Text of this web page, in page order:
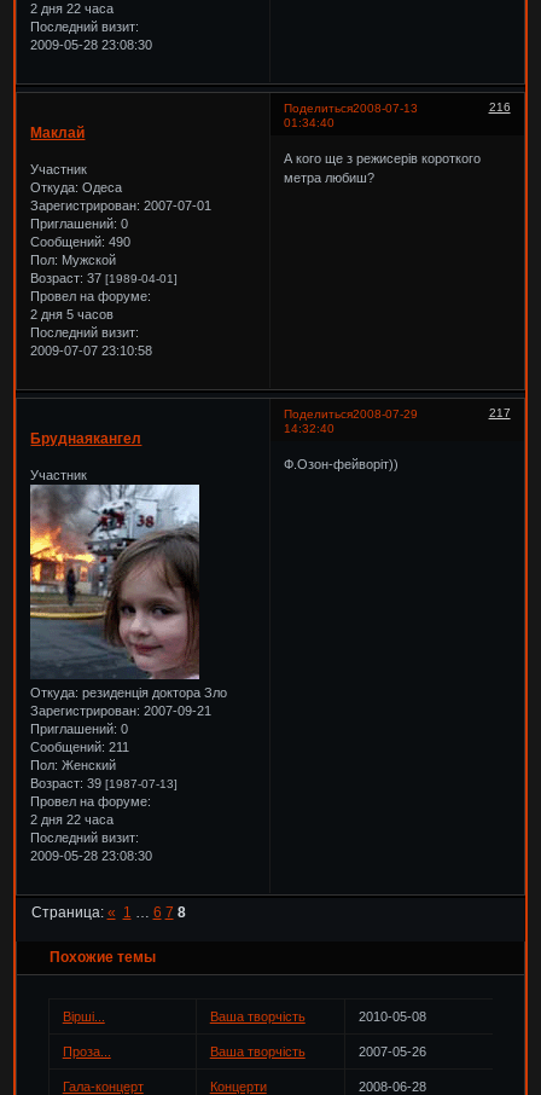
2 дня 22 часа
Последний визит:
2009-05-28 23:08:30
Поделиться 216
2008-07-13
01:34:40
Маклай
Участник
Откуда: Одеса
Зарегистрирован: 2007-07-01
Приглашений: 0
Сообщений: 490
Пол: Мужской
Возраст: 37[1989-04-01]
Провел на форуме:
2 дня 5 часов
Последний визит:
2009-07-07 23:10:58
А кого ще з режисерів короткого
метра любиш?
Поделиться 217
2008-07-29
14:32:40
Бруднаякангел
Участник
Откуда: резиденція доктора Зло
Зарегистрирован: 2007-09-21
Приглашений: 0
Сообщений: 211
Пол: Женский
Возраст: 39[1987-07-13]
Провел на форуме:
2 дня 22 часа
Последний визит:
2009-05-28 23:08:30
Ф.Озон-фейворіт))
Страница: « 1 6 7 8
Похожие темы
Вірші... Ваша творчість 2010-05-08
Проза... Ваша творчість 2007-05-26
Гала-концерт
Концерти 2008-06-28